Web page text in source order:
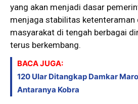
yang akan menjadi dasar
menjaga stabilitas ketenteraman
masyarakat di tengah berbagai
terus berkembang.
BACA JUGA:
120 Ular Ditangkap Damkar
Antaranya Kobra